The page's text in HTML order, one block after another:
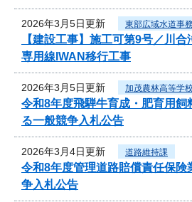
2026年3月5日更新 東部広域水道事
【建設工事】施工可第9号／川
専用線IWAN移行工事
2026年3月5日更新 加茂農林高等学
令和8年度飛騨牛育成・肥育用飼
る一般競争入札公告
2026年3月4日更新 道路維持課
令和8年度管理道路賠償責任保険
争入札公告